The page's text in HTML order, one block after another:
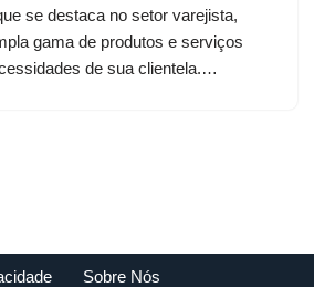
se destaca no setor varejista,
gama de produtos e serviços
de sua clientela.…
Sobre Nós